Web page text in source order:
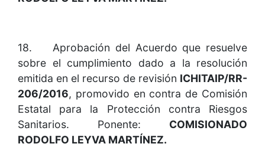
18. Aprobación del Acuerdo que resuelve
sobre el cumplimiento dado a la resolución
emitida en el recurso de revisión ICHITAIP/RR-
206/2016, promovido en contra de Comisión
Estatal para la Protección contra Riesgos
Sanitarios. Ponente: COMISIONADO
RODOLFO LEYVA MARTÍNEZ.